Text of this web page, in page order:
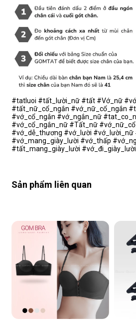
#tatluoi #tất_lười_nữ #tất #Vớ_nữ
#tất_nữ_cổ_ngắn #vớ_nữ_cổ_ngắn
#vớ_cổ_ngắn #vớ_ngắn_nữ
#vớ_cổ_ngắn_nữ #Tất_nữ
#vớ_dễ_thương #vớ_lười #vớ_lười_nữ
#vớ_mang_giày_lười #vớ_thấp
#tất_mang_giày_lười
Sản phẩm liên quan